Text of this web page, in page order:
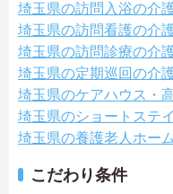
埼玉県の訪問入浴の介
埼玉県の訪問看護の介
埼玉県の訪問診療の介
埼玉県の定期巡回の介
埼玉県のケアハウス・
埼玉県のショートステ
埼玉県の養護老人ホー
こだわり条件